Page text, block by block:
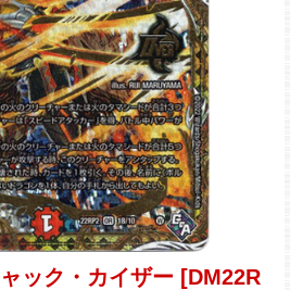
ック・カイザー [DM22R